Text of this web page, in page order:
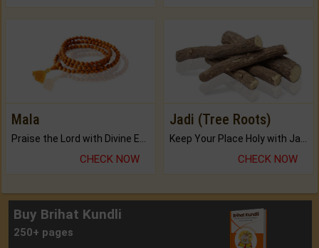
Mala
CHECK NOW
Jadi (Tree Roots)
CHECK NOW
Buy Brihat Kundli
250+ pages